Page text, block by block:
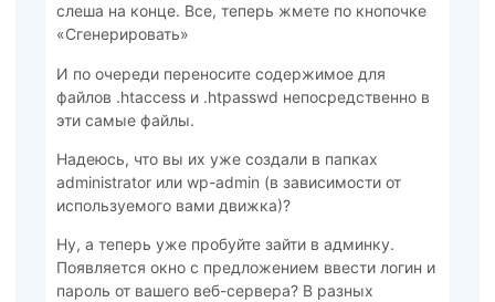
слеша на конце. Все, теперь жмете по кнопочке
«Сгенерировать»
И по очереди переносите содержимое для
файлов .htaccess и .htpasswd непосредственно в
эти самые файлы.
Надеюсь, что вы их уже создали в папках
administrator или wp-admin (в зависимости от
используемого вами движка)?
Ну, а теперь уже пробуйте зайти в админку.
Появляется окно с предложением ввести логин и
пароль от вашего веб-сервера? В разных